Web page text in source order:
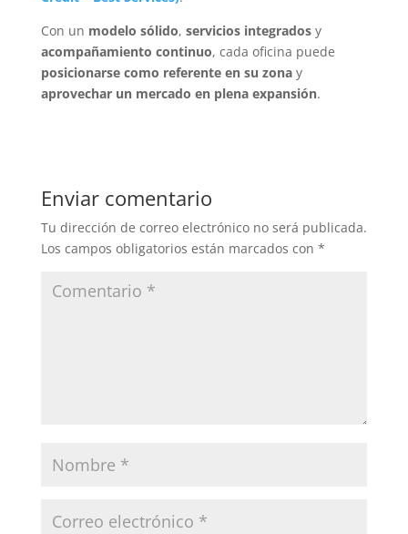
Con un modelo sólido, servicios integradosy
acompañamiento continuo, cada oficina puede
posicionarse como referente en su zonay
aprovechar un mercado en plena expansión.
Enviar comentario
Tu dirección de correo electrónico no será publicada.
Los campos obligatorios están marcados con *